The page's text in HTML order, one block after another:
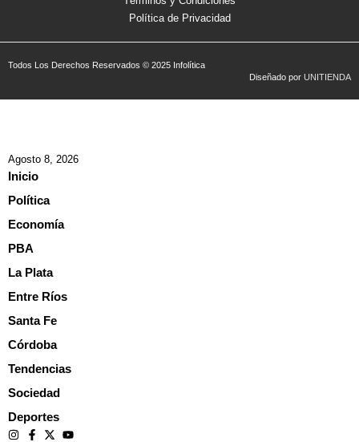
Política de Privacidad
Todos Los Derechos Reservados © 2025 Infolítica
Diseñado por UNITIENDA
Agosto 8, 2026
Inicio
Política
Economía
PBA
La Plata
Entre Ríos
Santa Fe
Córdoba
Tendencias
Sociedad
Deportes